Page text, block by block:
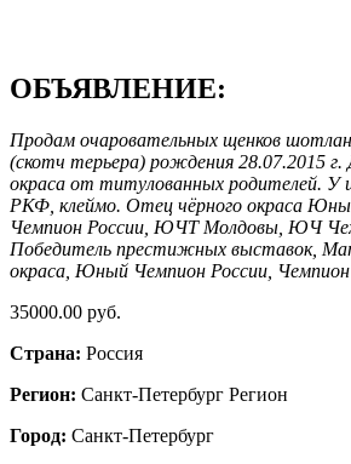
ОБЪЯВЛЕНИЕ:
Продам очаровательных щенков
(скотч терьера) рождения 28.07.2015 г.
окраса от титулованных родителей. У
РКФ, клеймо. Отец чёрного окраса
Чемпион России, ЮЧТ Молдовы, ЮЧ
Победитель престижных выставок,
окраса, Юный Чемпион России, Чемпион
35000.00 руб.
Страна: Россия
Регион: Санкт-Петербург Регион
Город: Санкт-Петербург